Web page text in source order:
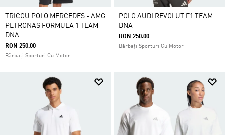
TRICOU POLO MERCEDES - AMG
PETRONAS FORMULA 1 TEAM
DNA
RON 250.00
Bărbați Sporturi Cu Motor
POLO AUDI REVOLUT F1 TEAM
DNA
RON 250.00
Bărbați Sporturi Cu Motor